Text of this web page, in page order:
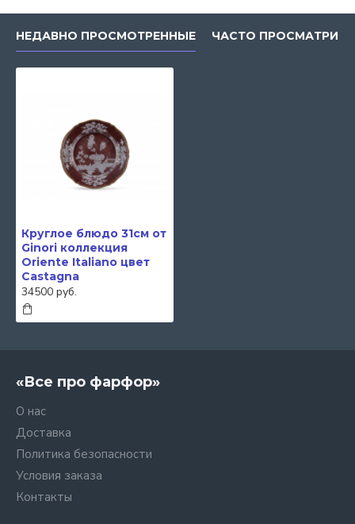
НЕДАВНО ПРОСМОТРЕННЫЕ ЧАСТО
Круглое блюдо 31см от
Ginori коллекция
Oriente Italiano цвет
Castagna
34500 руб.
«Все про фарфор»
О нас
Доставка
Политика безопасности
Условия заказа
Контакты